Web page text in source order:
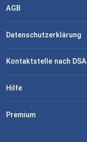
AGB
Datenschutzerklärung
Kontaktstelle nach DSA
Hilfe
Premium